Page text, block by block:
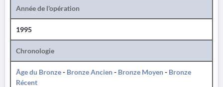
Année de l'opération
1995
Chronologie
Âge du Bronze- Bronze Ancien- Bronze Moyen- Bronze
Récent